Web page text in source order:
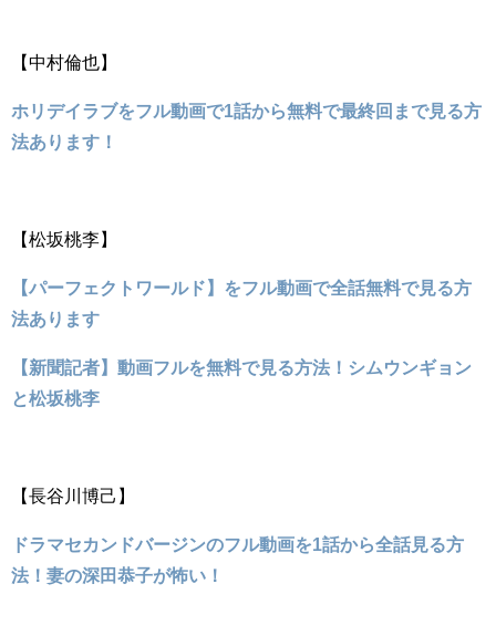
【中村倫也】
ホリデイラブをフル動画で1話から無料で最終回まで見る方
法あります！
【松坂桃李】
【パーフェクトワールド】をフル動画で全話無料で見る方
法あります
【新聞記者】動画フルを無料で見る方法！シムウンギョン
と松坂桃李
【長谷川博己】
ドラマセカンドバージンのフル動画を1話から全話見る方
法！妻の深田恭子が怖い！